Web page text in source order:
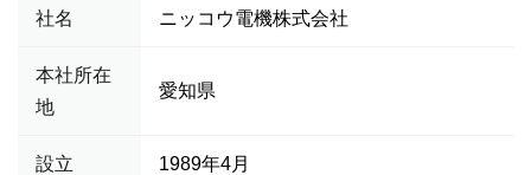
社名 ニッコウ電機株式会社
本社所在
地
愛知県
設立 1989年4月